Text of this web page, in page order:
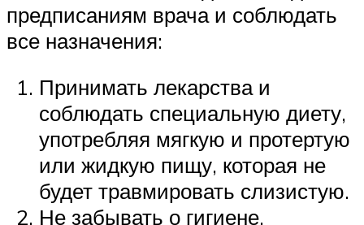
предписаниям врача и соблюдать
все назначения:
Принимать лекарства и
соблюдать специальную диету,
употребляя мягкую и протертую
или жидкую пищу, которая не
будет травмировать слизистую.
Не забывать о гигиене,